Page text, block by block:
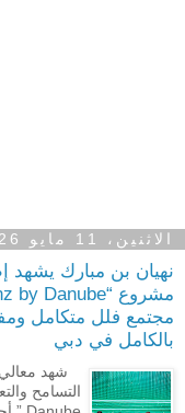
الاثنين، 11 مايو 2026
نهيان بن مبارك يشهد
مجتمع فلل متكامل
بالكامل في دبي
شهد معالي